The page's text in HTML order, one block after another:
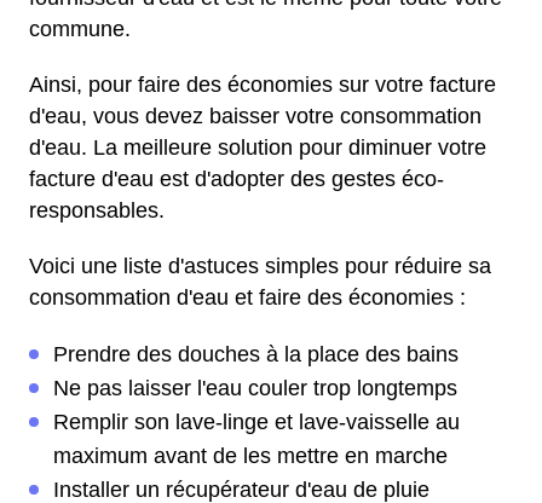
commune.
Ainsi, pour faire des économies sur votre facture
d'eau, vous devez baisser votre consommation
d'eau. La meilleure solution pour diminuer votre
facture d'eau est d'adopter des gestes éco-
responsables.
Voici une liste d'astuces simples pour réduire sa
consommation d'eau et faire des économies :
Prendre des douches à la place des bains
Ne pas laisser l'eau couler trop longtemps
Remplir son lave-linge et lave-vaisselle au
maximum avant de les mettre en marche
Installer un récupérateur d'eau de pluie